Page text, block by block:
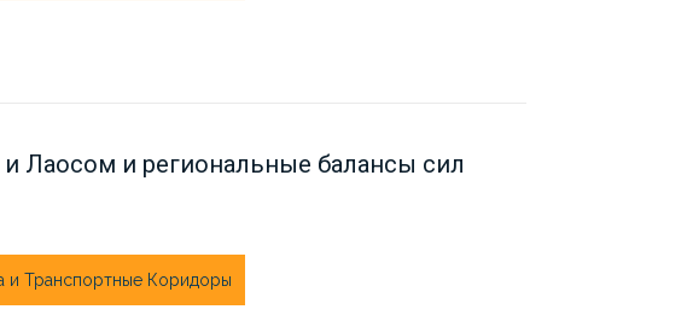
Лаосом и региональные балансы сил
и Транспортные Коридоры